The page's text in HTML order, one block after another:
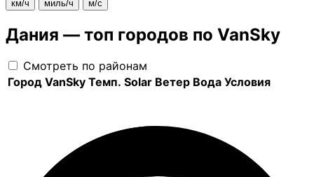
км/ч
миль/ч м/с
Дания — топ городов по VanSky
Смотреть по районам
Город VanSky Темп. Solar Ветер Вода Условия